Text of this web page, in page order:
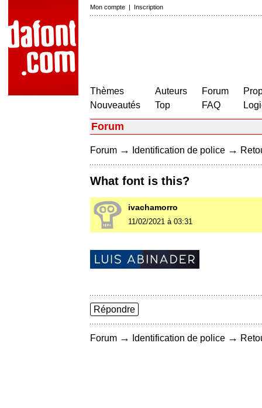
Mon compte | Inscription
Thèmes
Nouveautés
Auteurs
Top
Forum
FAQ
Forum
Forum → Identification de police →
What font is this?
ivachamorro
11/02/2021 à 03:31
Répondre
Forum → Identification de police →